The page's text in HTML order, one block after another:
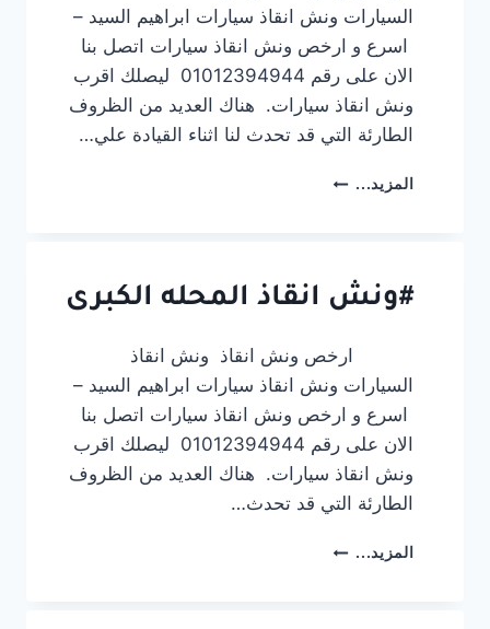
السيارات ونش انقاذ سيارات ابراهيم السيد –
اسرع و ارخص ونش انقاذ سيارات اتصل بنا
الان على رقم 01012394944 ليصلك اقرب
ونش انقاذ سيارات. هناك العديد من الظروف
الطارئة التي قد تحدث لنا اثناء القيادة علي…
المزيد... #ونش
#ونش انقاذ المحله الكبرى
ارخص ونش انقاذ ونش انقاذ
السيارات ونش انقاذ سيارات ابراهيم السيد –
اسرع و ارخص ونش انقاذ سيارات اتصل بنا
الان على رقم 01012394944 ليصلك اقرب
ونش انقاذ سيارات. هناك العديد من الظروف
الطارئة التي قد تحدث…
المزيد... #ونش